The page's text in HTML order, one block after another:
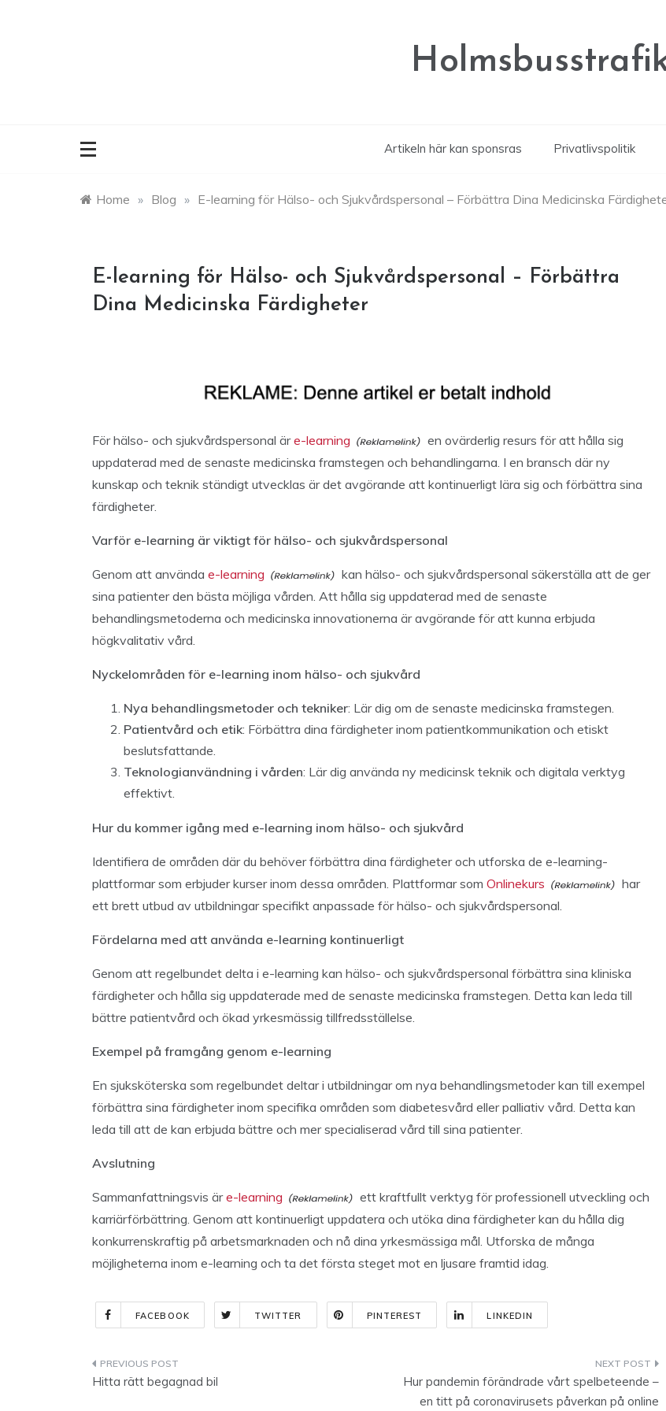
Artikeln här kan sponsras Privatlivspolitik
Home » Blog » E-learning för Hälso- och Sjukvårdspersonal – Förbättra Dina Medicinska
E-learning för Hälso- och Sjukvårdspersonal – Förbättra
Dina Medicinska Färdigheter
För hälso- och sjukvårdspersonal äre-learning
en ovärderlig resurs för att hålla sig
uppdaterad med de senaste medicinska framstegen och behandlingarna. I en bransch där ny
kunskap och teknik ständigt utvecklas är det avgörande att kontinuerligt lära sig och förbättra sina
färdigheter.
Varför e-learning är viktigt för hälso- och sjukvårdspersonal
Genom att använda e-learning
kan hälso- och sjukvårdspersonal säkerställa att de ger
sina patienter den bästa möjliga vården. Att hålla sig uppdaterad med de senaste
behandlingsmetoderna och medicinska innovationerna är avgörande för att kunna erbjuda
högkvalitativ vård.
Nyckelområden för e-learning inom hälso- och sjukvård
Nya behandlingsmetoder och tekniker: Lär dig om de senaste medicinska framstegen.
Patientvård och etik: Förbättra dina färdigheter inom patientkommunikation och etiskt
beslutsfattande.
Teknologianvändning i vården: Lär dig använda ny medicinsk teknik och digitala verktyg
effektivt.
Hur du kommer igång med e-learning inom hälso- och sjukvård
Identifiera de områden där du behöver förbättra dina färdigheter och utforska de e-learning-
plattformar som erbjuder kurser inom dessa områden. Plattformar som Onlinekurs
har
ett brett utbud av utbildningar specifikt anpassade för hälso- och sjukvårdspersonal.
Fördelarna med att använda e-learning kontinuerligt
Genom att regelbundet delta i e-learning kan hälso- och sjukvårdspersonal förbättra sina kliniska
färdigheter och hålla sig uppdaterade med de senaste medicinska framstegen. Detta kan leda till
bättre patientvård och ökad yrkesmässig tillfredsställelse.
Exempel på framgång genom e-learning
En sjuksköterska som regelbundet deltar i utbildningar om nya behandlingsmetoder kan till exempel
förbättra sina färdigheter inom specifika områden som diabetesvård eller palliativ vård. Detta kan
leda till att de kan erbjuda bättre och mer specialiserad vård till sina patienter.
Avslutning
Sammanfattningsvis äre-learning
ett kraftfullt verktyg för professionell utveckling och
karriärförbättring. Genom att kontinuerligt uppdatera och utöka dina färdigheter kan du hålla dig
konkurrenskraftig på arbetsmarknaden och nå dina yrkesmässiga mål. Utforska de många
möjligheterna inom e-learning och ta det första steget mot en ljusare framtid idag.
FACEBOOK TWITTER PINTEREST LINKEDIN
Indlægsnavigation
Hitta rätt begagnad bil
Hur pandemin förändrade vårt spelbeteende –
en titt på coronavirusets påverkan på online